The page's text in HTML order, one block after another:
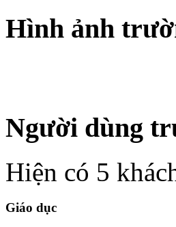
Hình ảnh
Người dùng
Hiện có 5
Giáo dục